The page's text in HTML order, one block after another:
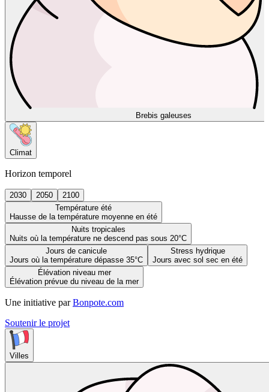
Brebis galeuses
Climat
Horizon temporel
2030 2050
2100
Température été
Hausse de la température moyenne en été
Nuits tropicales
Nuits où la température ne descend pas sous 20°C
Jours de canicule
Jours où la température dépasse 35°C
Stress hydrique
Jours avec sol sec en été
Élévation niveau mer
Élévation prévue du niveau de la mer
Une initiative par Bonpote.com
Soutenir le projet
Villes